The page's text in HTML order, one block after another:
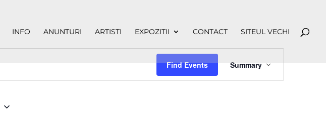
INFO ANUNTURI ARTISTI EXPOZITII CONTACT SITEUL VECHI
Find Events Views
Navigation
Summary